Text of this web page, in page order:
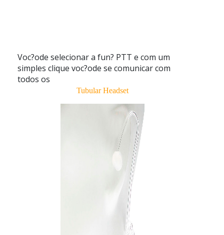
Voc?ode selecionar a fun? PTT e com um
simples clique voc?ode se comunicar com
todos os
Tubular Headset